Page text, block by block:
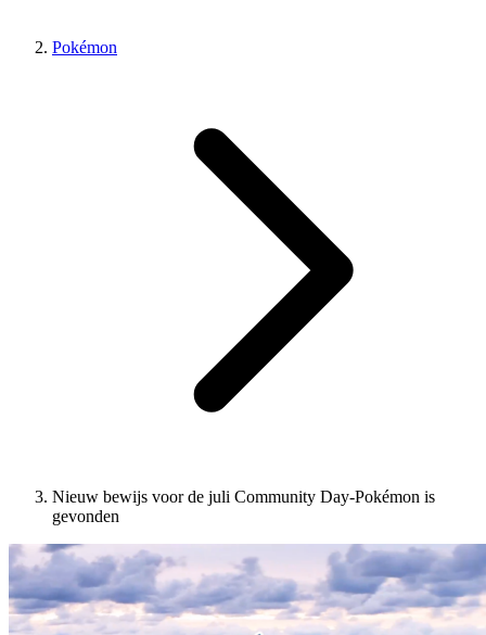
Pokémon
Nieuw bewijs voor de juli Community Day-Pokémon is
gevonden